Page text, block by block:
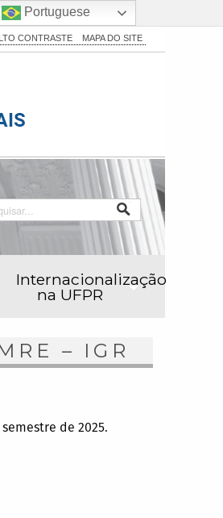
CONTRASTE MAPA DO SITE
Internacionalização
na UFPR
– IGR
de 2025.
Portuguese